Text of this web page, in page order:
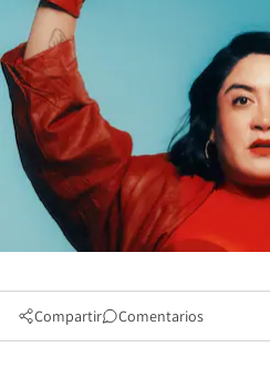
Compartir Comentarios